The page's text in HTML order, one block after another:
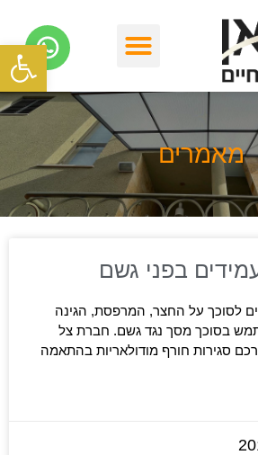
פתח
מאמרים
בפני גשם
לסוכך על החצר, המרפסת, הגינה
בסוכך מסך נגד גשם. חברת צל
סגירות חורף מודולאריות בהתאמה